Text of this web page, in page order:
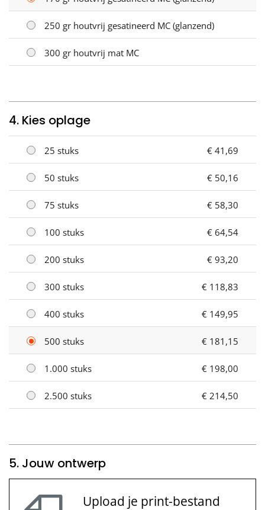
250 gr houtvrij gesatineerd MC (glanzend)
300 gr houtvrij mat MC
4. Kies oplage
25 stuks € 41,69
50 stuks € 50,16
75 stuks € 58,30
100 stuks € 64,54
200 stuks € 93,20
300 stuks € 118,83
400 stuks € 149,95
500 stuks € 181,15
1.000 stuks € 198,00
2.500 stuks € 214,50
5. Jouw ontwerp
Upload je print-bestand